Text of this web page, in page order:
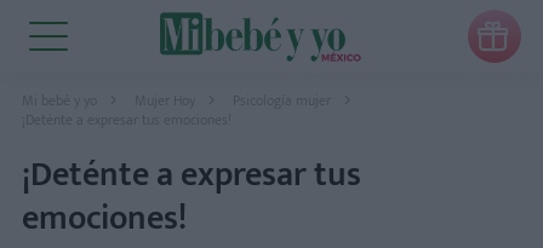

Mi bebé y yo Mujer Hoy
Psicología mujer
¡Deténte a expresar tus emociones!
¡Deténte a expresar tus
emociones!